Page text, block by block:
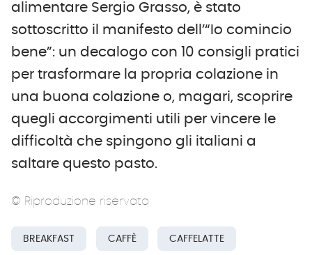
alimentare Sergio Grasso, è stato
sottoscritto il manifesto dell’“Io comincio
bene”: un decalogo con 10 consigli pratici
per trasformare la propria colazione in
una buona colazione o, magari, scoprire
quegli accorgimenti utili per vincere le
difficoltà che spingono gli italiani a
saltare questo pasto.
© Riproduzione riservata
BREAKFAST CAFFÈ CAFFELATTE